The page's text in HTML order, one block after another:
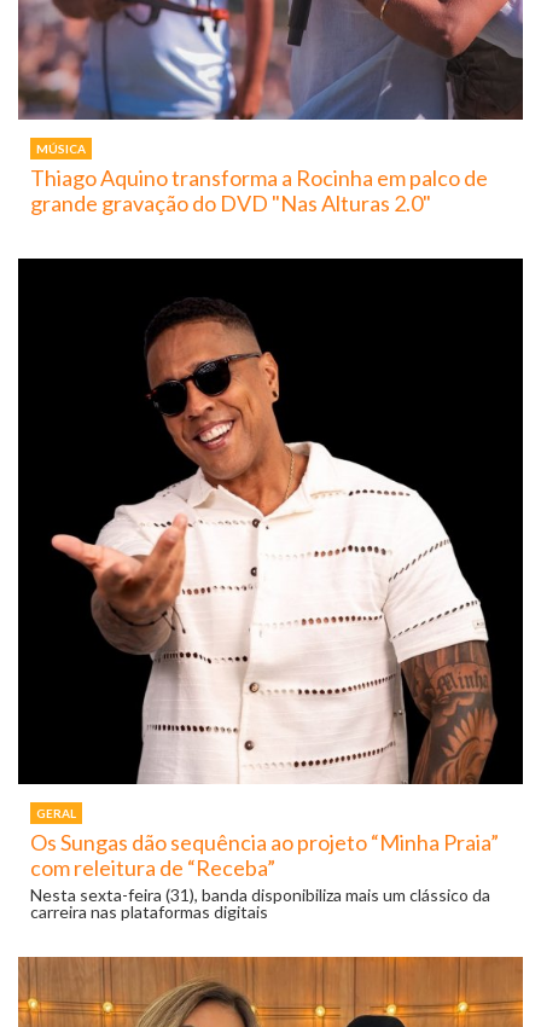
MÚSICA
Thiago Aquino transforma a Rocinha em palco de
grande gravação do DVD "Nas Alturas 2.0"
GERAL
Os Sungas dão sequência ao projeto “Minha Praia”
com releitura de “Receba”
Nesta sexta-feira (31), banda disponibiliza mais um clássico da
carreira nas plataformas digitais